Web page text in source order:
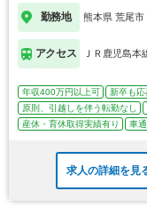
勤務地 熊本県 荒尾市
アクセス ＪＲ鹿児島
年収400万円以上可 新卒も応
原則、引越しを伴う転勤なし
産休・育休取得実績有り
車
求人の詳細を見